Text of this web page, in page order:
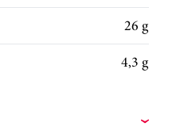
26 g
4,3 g